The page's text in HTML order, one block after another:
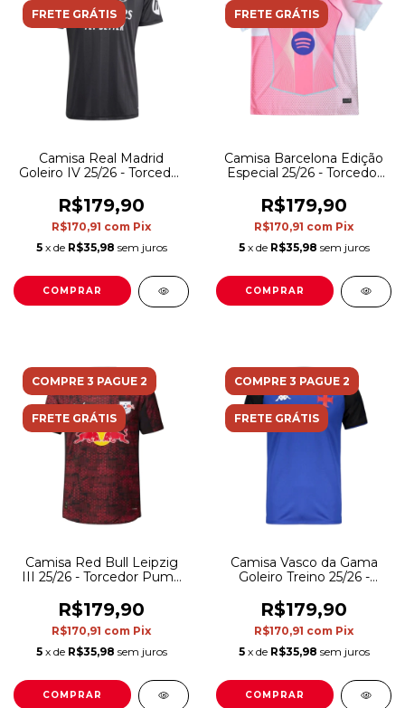
FRETE GRÁTIS
Camisa Real Madrid
Goleiro IV 25/26 - Torcedor
R$179,90
R$170,91 com Pix
5 x de R$35,98 sem juros
COMPRAR
FRETE GRÁTIS
Camisa Barcelona Edição
Especial 25/26 - Torcedor
R$179,90
R$170,91 com Pix
5 x de R$35,98 sem juros
COMPRAR
COMPRE 3 PAGUE 2
FRETE GRÁTIS
Camisa Red Bull Leipzig
III 25/26 - Torcedor Puma
preta
R$179,90
R$170,91 com Pix
5 x de R$35,98 sem juros
COMPRAR
COMPRE 3 PAGUE 2
FRETE GRÁTIS
Camisa Vasco da Gama
Goleiro Treino 25/26 -
- Azul e preta
R$179,90
R$170,91 com Pix
5 x de R$35,98 sem juros
COMPRAR